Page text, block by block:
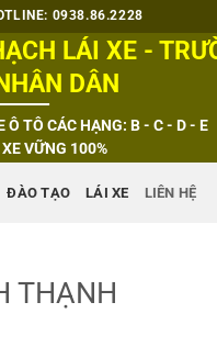
0938.86.2228
LÁI XE -
DÂN
TÔ CÁC HẠNG: B - C - D - E
VỮNG 100%
ĐÀO TẠO LÁI XE LIÊN HỆ
THẠNH